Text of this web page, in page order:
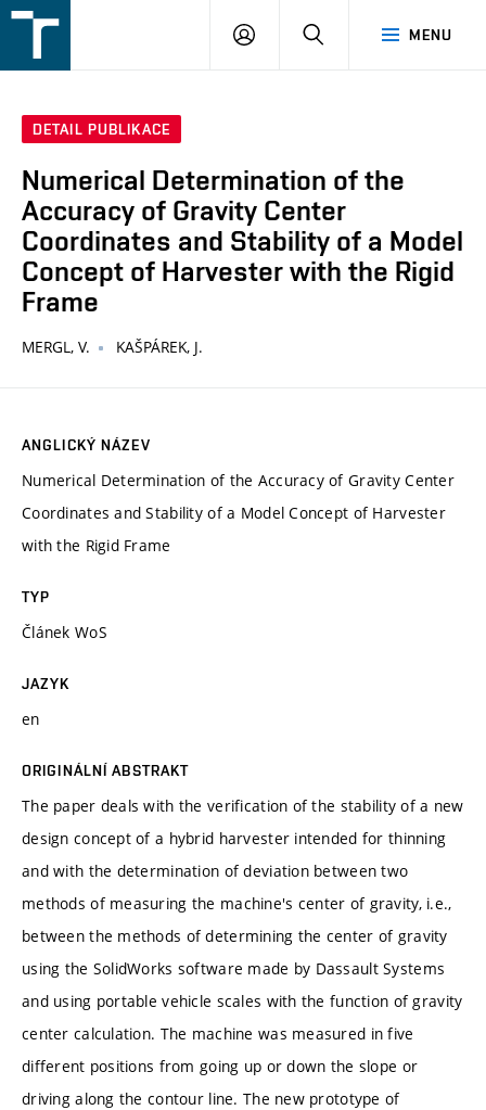
v
MENU
PŘIHLÁŠENÍ
DETAIL PUBLIKACE
Numerical Determination of the
Accuracy of Gravity Center
Coordinates and Stability of a Model
Concept of Harvester with the Rigid
Frame
MERGL, V. KAŠPÁREK, J.
ANGLICKÝ NÁZEV
Numerical Determination of the Accuracy of Gravity Center
Coordinates and Stability of a Model Concept of Harvester
with the Rigid Frame
TYP
Článek WoS
JAZYK
en
ORIGINÁLNÍ ABSTRAKT
The paper deals with the verification of the stability of a new
design concept of a hybrid harvester intended for thinning
and with the determination of deviation between two
methods of measuring the machine's center of gravity, i.e.,
between the methods of determining the center of gravity
using the SolidWorks software made by Dassault Systems
and using portable vehicle scales with the function of gravity
center calculation. The machine was measured in five
different positions from going up or down the slope or
driving along the contour line. The new prototype of